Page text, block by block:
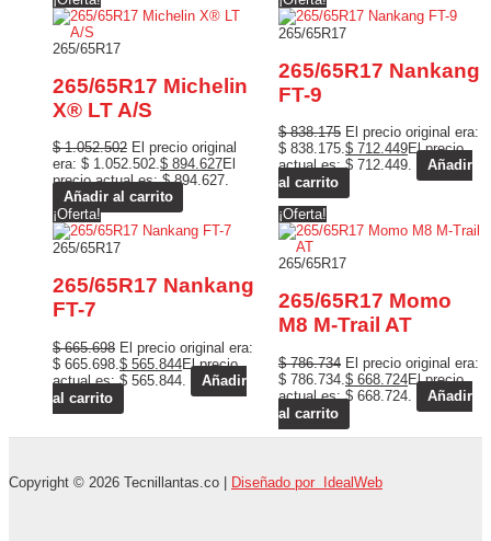
265/65R17
265/65R17 Michelin
X® LT A/S
$1.052.502 El precio original
era: $ 1.052.502.$ 894.627El
precio actual es: $ 894.627.
Añadir al carrito
265/65R17
265/65R17 Nankang
FT-9
$838.175 El precio original era:
$ 838.175.$ 712.449El precio
actual es: $ 712.449.
Añadir
al carrito
¡Oferta!
265/65R17
265/65R17 Nankang
FT-7
$665.698 El precio original era:
$ 665.698.$ 565.844El precio
actual es: $ 565.844.
Añadir
al carrito
¡Oferta!
265/65R17
265/65R17 Momo
M8 M-Trail AT
$786.734 El precio original era:
$ 786.734.$ 668.724El precio
actual es: $ 668.724.
Añadir
al carrito
Copyright © 2026 Tecnillantas.co | Diseñado por IdealWeb